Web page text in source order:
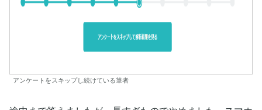
アンケートをスキップし続けている筆者